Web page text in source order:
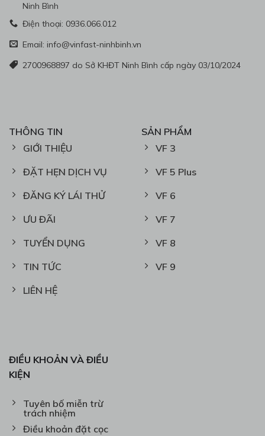
Ninh Bình
Điện thoại: 0936.066.012
Email: info@vinfast-ninhbinh.vn
2700968897 do Sở KHĐT Ninh Bình cấp ngày 03/10/2024
THÔNG TIN
GIỚI THIỆU
ĐẶT HẸN DỊCH VỤ
ĐĂNG KÝ LÁI THỬ
ƯU ĐÃI
TUYỂN DỤNG
TIN TỨC
LIÊN HỆ
SẢN PHẨM
VF 3
VF 5 Plus
VF 6
VF 7
VF 8
VF 9
ĐIỀU KHOẢN VÀ ĐIỀU
KIỆN
Tuyên bố miễn trừ
trách nhiệm
Điều khoản đặt cọc